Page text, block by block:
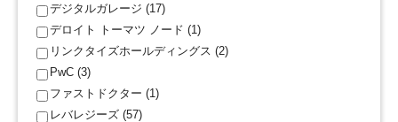
デジタルガレージ (17)
デロイト トーマツ ノード (1)
リンクタイズホールディングス (2)
PwC (3)
ファストドクター (1)
レバレジーズ (57)